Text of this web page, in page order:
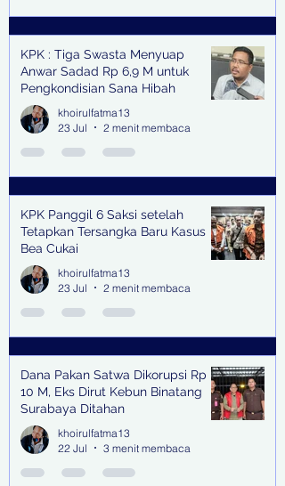
KPK : Tiga Swasta Menyuap
Anwar Sadad Rp 6,9 M untuk
Pengkondisian Sana Hibah
khoirulfatma13
23 Jul
2 menit membaca
KPK Panggil 6 Saksi setelah
Tetapkan Tersangka Baru Kasus
Bea Cukai
khoirulfatma13
23 Jul
2 menit membaca
Dana Pakan Satwa Dikorupsi Rp
10 M, Eks Dirut Kebun Binatang
Surabaya Ditahan
khoirulfatma13
22 Jul
3 menit membaca